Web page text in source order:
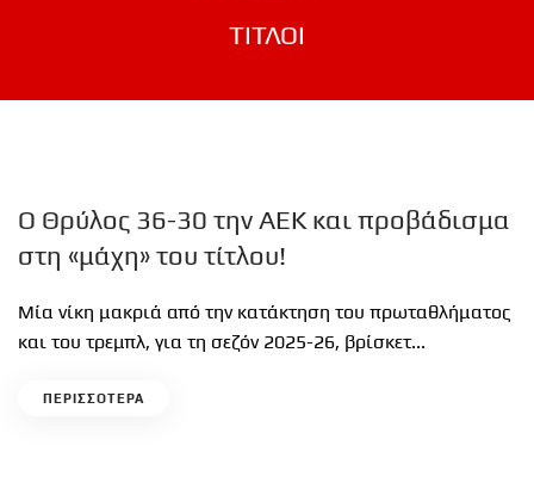
ΤΙΤΛΟΙ
Ο Θρύλος 36-30 την ΑΕΚ και προβάδισμα
στη «μάχη» του τίτλου!
Μία νίκη μακριά από την κατάκτηση του πρωταθλήματος
και του τρεμπλ, για τη σεζόν 2025-26, βρίσκετ...
ΠΕΡΙΣΣΟΤΕΡΑ